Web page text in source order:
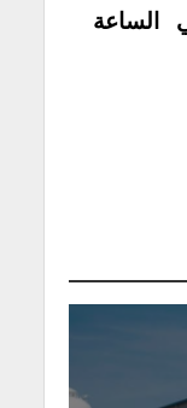
في الساعة